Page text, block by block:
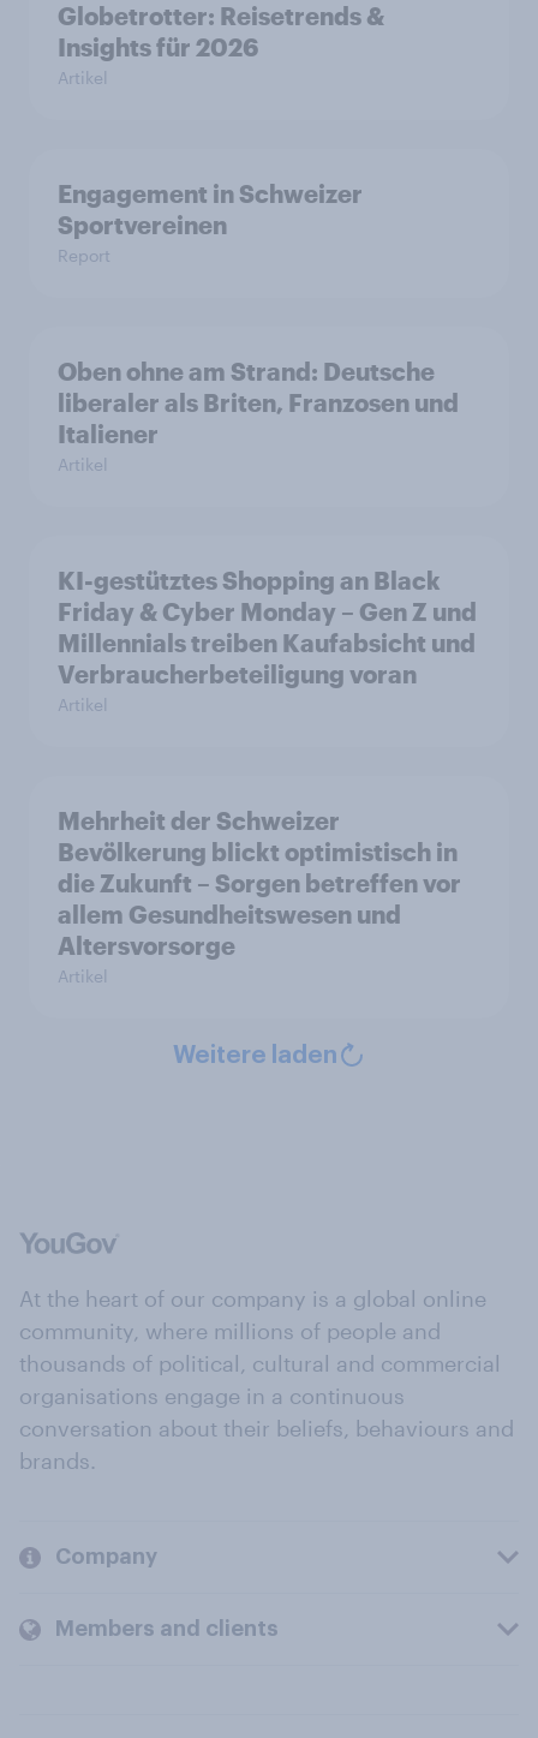
Globetrotter: Reisetrends &
Insights für 2026
Artikel
Engagement in Schweizer
Sportvereinen
Report
Oben ohne am Strand: Deutsche
liberaler als Briten, Franzosen und
Italiener
Artikel
KI-gestütztes Shopping an Black
Friday & Cyber Monday – Gen Z und
Millennials treiben Kaufabsicht und
Verbraucherbeteiligung voran
Artikel
Mehrheit der Schweizer
Bevölkerung blickt optimistisch in
die Zukunft – Sorgen betreffen vor
allem Gesundheitswesen und
Altersvorsorge
Artikel
Weitere laden
At the heart of our company is a global online
community, where millions of people and
thousands of political, cultural and commercial
organisations engage in a continuous
conversation about their beliefs, behaviours and
brands.
Company
Members and clients